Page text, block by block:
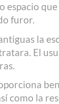
espacio
furor.
la
El
como la